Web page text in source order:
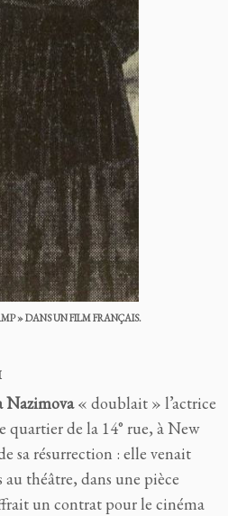
» DANS UN FILM FRANÇAIS.
Nazimova« doublait » l’actrice
quartier de la 14° rue, à New
sa résurrection : elle venait
théâtre, dans une pièce
un contrat pour le cinéma